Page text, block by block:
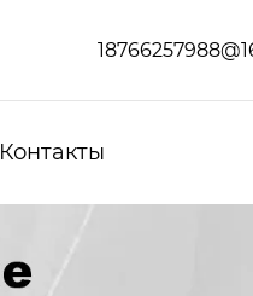
Контакты